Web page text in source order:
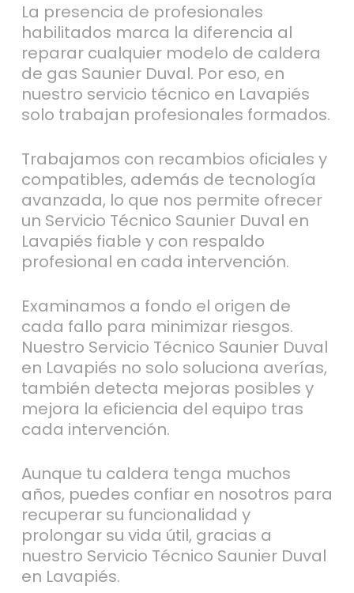
La presencia de profesionales
habilitados marca la diferencia al
reparar cualquier modelo de caldera
de gas Saunier Duval. Por eso, en
nuestro servicio técnico en Lavapiés
solo trabajan profesionales formados.
Trabajamos con recambios oficiales y
compatibles, además de tecnología
avanzada, lo que nos permite ofrecer
un Servicio Técnico Saunier Duval en
Lavapiés fiable y con respaldo
profesional en cada intervención.
Examinamos a fondo el origen de
cada fallo para minimizar riesgos.
Nuestro Servicio Técnico Saunier Duval
en Lavapiés no solo soluciona averías,
también detecta mejoras posibles y
mejora la eficiencia del equipo tras
cada intervención.
Aunque tu caldera tenga muchos
años, puedes confiar en nosotros para
recuperar su funcionalidad y
prolongar su vida útil, gracias a
nuestro Servicio Técnico Saunier Duval
en Lavapiés.